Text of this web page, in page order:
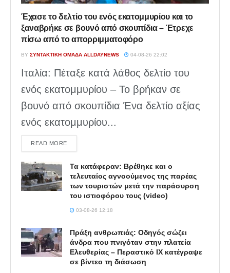
Έχασε το δελτίο του ενός εκατομμυρίου και το
ξαναβρήκε σε βουνό από σκουπίδια – Έτρεχε
πίσω από το απορριμματοφόρο
BY ΣΥΝΤΑΚΤΙΚΉ ΟΜΆΔΑ ALLDAYNEWS 04-08-26 22:02
Ιταλία: Πέταξε κατά λάθος δελτίο του
ενός εκατομμυρίου – Το βρήκαν σε
βουνό από σκουπίδια Ένα δελτίο αξίας
ενός εκατομμυρίου...
READ MOREDETAILS
Τα κατάφεραν: Βρέθηκε και ο
τελευταίος αγνοούμενος της παρέας
των τουριστών μετά την παράσυρση
του ιστιοφόρου τους (video)
03-08-26 12:18
Πράξη ανθρωπιάς: Οδηγός σώζει
άνδρα που πνιγόταν στην πλατεία
Ελευθερίας – Περαστικό ΙΧ κατέγραψε
σε βίντεο τη διάσωση